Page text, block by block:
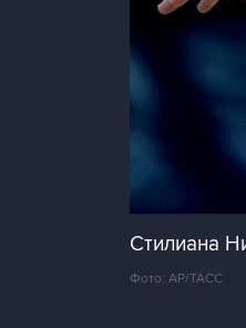
Стилиана
Фото: AP/ТАСС